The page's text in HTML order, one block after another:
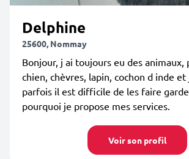
Delphine
25600, Nommay
Bonjour, j ai toujours eu des animaux,
chien, chèvres, lapin, cochon d inde et
parfois il est difficile de les faire
pourquoi je propose mes services.
Voir son profil